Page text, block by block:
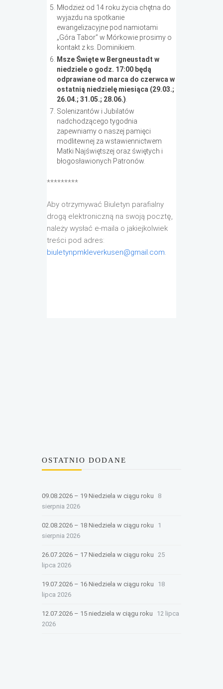
Młodzież od 14 roku życia chętna do
wyjazdu na spotkanie
ewangelizacyjne pod namiotami
„Góra Tabor” w Mórkowie prosimy o
kontakt z ks. Dominikiem.
Msze Święte w Bergneustadt w
niedziele o godz. 17:00 będą
odprawiane od marca do czerwca w
ostatnią niedzielę miesiąca (29.03.;
26.04.; 31.05.; 28.06.)
Solenizantów i Jubilatów
nadchodzącego tygodnia
zapewniamy o naszej pamięci
modlitewnej za wstawiennictwem
Matki Najświętszej oraz świętych i
błogosławionych Patronów.
*********
Aby otrzymywać Biuletyn parafialny
drogą elektroniczną na swoją pocztę,
należy wysłać e-maila o jakiejkolwiek
treści pod adres:
biuletynpmkleverkusen@gmail.com.
OSTATNIO DODANE
09.08.2026 – 19 Niedziela w ciągu roku
8
sierpnia 2026
02.08.2026 – 18 Niedziela w ciągu roku
1
sierpnia 2026
26.07.2026 – 17 Niedziela w ciągu roku
25
lipca 2026
19.07.2026 – 16 Niedziela w ciągu roku
18
lipca 2026
12.07.2026 – 15 niedziela w ciągu roku
12 lipca
2026